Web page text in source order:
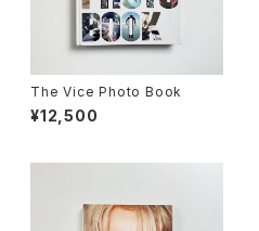
The Vice Photo Book
¥12,500